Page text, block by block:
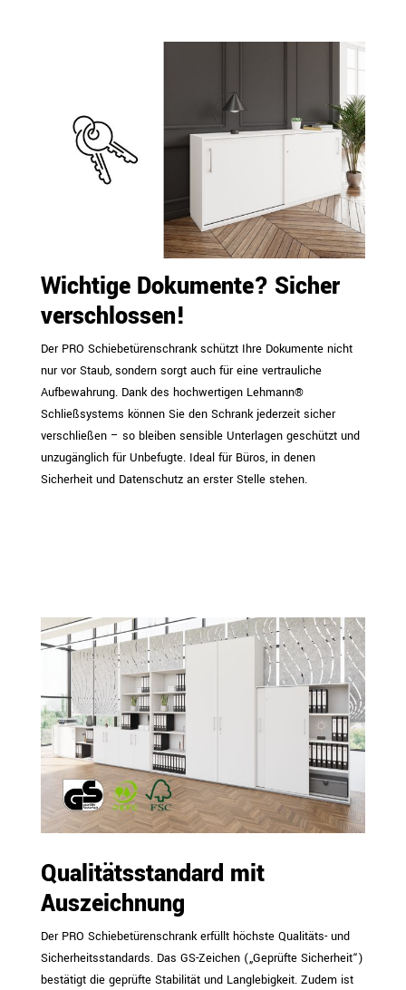
Wichtige Dokumente? Sicher
verschlossen!
Der PRO Schiebetürenschrank schützt Ihre Dokumente nicht
nur vor Staub, sondern sorgt auch für eine vertrauliche
Aufbewahrung. Dank des hochwertigen Lehmann®
Schließsystems können Sie den Schrank jederzeit sicher
verschließen – so bleiben sensible Unterlagen geschützt und
unzugänglich für Unbefugte. Ideal für Büros, in denen
Sicherheit und Datenschutz an erster Stelle stehen.
Qualitätsstandard mit
Auszeichnung
Der PRO Schiebetürenschrank erfüllt höchste Qualitäts- und
Sicherheitsstandards. Das GS-Zeichen („Geprüfte Sicherheit“)
bestätigt die geprüfte Stabilität und Langlebigkeit. Zudem ist